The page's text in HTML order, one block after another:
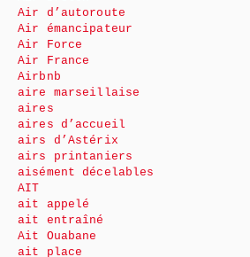
Air d’autoroute
Air émancipateur
Air Force
Air France
Airbnb
aire marseillaise
aires
aires d’accueil
airs d’Astérix
airs printaniers
aisément décelables
AIT
ait appelé
ait entraîné
Ait Ouabane
ait place